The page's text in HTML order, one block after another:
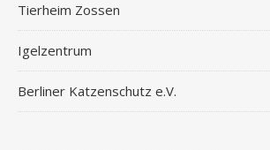
Tierheim Zossen
Igelzentrum
Berliner Katzenschutz e.V.